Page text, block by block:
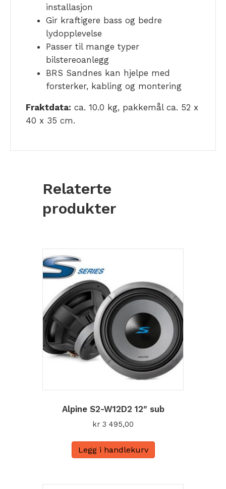
installasjon
Gir kraftigere bass og bedre
lydopplevelse
Passer til mange typer
bilstereoanlegg
BRS Sandnes kan hjelpe med
forsterker, kabling og montering
Fraktdata: ca. 10.0 kg, pakkemål ca. 52 x
40 x 35 cm.
Relaterte
produkter
Alpine S2-W12D2 12″ sub
kr 3 495,00
Legg i handlekurv